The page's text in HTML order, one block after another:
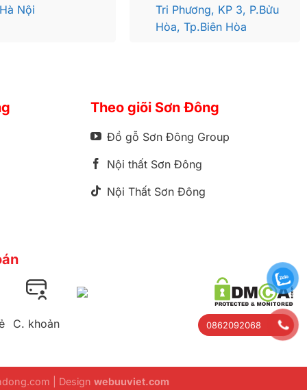
Nội
Tri Phương, KP 3, P.Bửu
Hòa, Tp.Biên Hòa
Theo giõi Sơn Đông
Đồ gỗ Sơn Đông Group
Nội thất Sơn Đông
Nội Thất Sơn Đông
C. khoản
| Design webuuviet.com
0862092068